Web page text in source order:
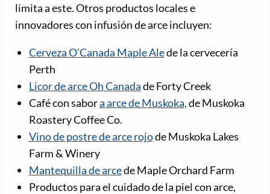
limita a este. Otros productos locales e
innovadores con infusión de arce incluyen:
Cerveza O'Canada Maple Alede la cervecería
Perth
Licor de arce Oh Canadade Forty Creek
Café con sabora arce de Muskoka,de Muskoka
Roastery Coffee Co.
Vino de postre de arce rojode Muskoka Lakes
Farm & Winery
Mantequilla de arcede Maple Orchard Farm
Productos para el cuidado de la piel con arce,